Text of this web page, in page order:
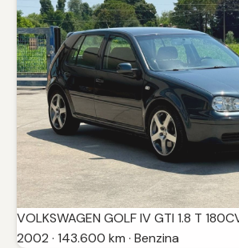
VOLKSWAGEN GOLF IV GTI 1.8 T
2002 · 143.600 km · Benzina